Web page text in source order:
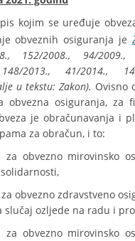
kojim se uređuje
obveznih osiguranja je
152/2008., 94/2009.,
2013., 41/2014.,
u tekstu: Zakon). Ovisno
obvezna osiguranja, za
je obračunavanja i
za obračun, i to:
za obvezno mirovinsko
obvezno zdravstveno
slučaj ozljede na radu i
za obvezno mirovinsko